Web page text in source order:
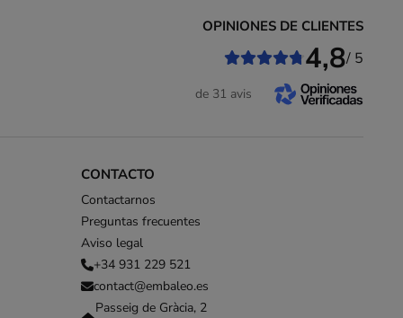
CONTACTO
Contactarnos
Preguntas frecuentes
Aviso legal
+34 931 229 521
contact@embaleo.es
Passeig de Gràcia, 2
OPINIONES DE CLIENTES
4,8/ 5
de 31 avis